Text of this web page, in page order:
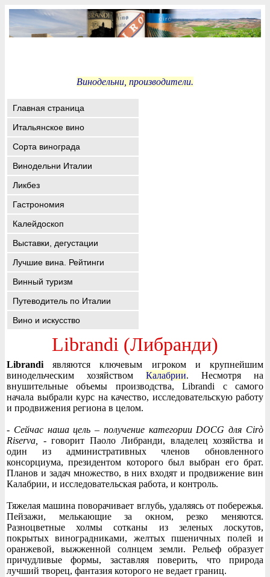
Винодельни, производители.
Главная страница
Итальянское вино
Сорта винограда
Винодельни Италии
Ликбез
Гастрономия
Калейдоскоп
Выставки, дегустации
Лучшие вина. Рейтинги
Винный туризм
Путеводитель по Италии
Вино и искусство
Librandi (Либранди)
Librandi являются ключевым игроком и крупнейшим
винодельческим хозяйством Калабрии. Несмотря на
внушительные объемы производства, Librandi с самого
начала выбрали курс на качество, исследовательскую работу
и продвижения региона в целом.
- Сейчас наша цель – получение категории DOCG для Cirò
Riserva,
- говорит Паоло Либранди, владелец хозяйства и
один из административных членов обновленного
консорциума, президентом которого был выбран его брат.
Планов и задач множество, в них входят и продвижение вин
Калабрии, и исследовательская работа, и контроль.
Тяжелая машина поворачивает вглубь, удаляясь от побережья.
Пейзажи, мелькающие за окном, резко меняются.
Разноцветные холмы сотканы из зеленых лоскутов,
покрытых виноградниками, желтых пшеничных полей и
оранжевой, выжженной солнцем земли. Рельеф образует
причудливые формы, заставляя поверить, что природа
лучший творец, фантазия которого не ведает границ.